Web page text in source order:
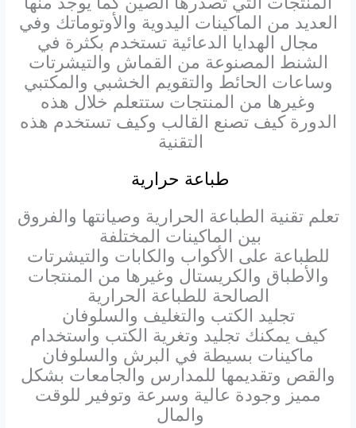
العديد من الماكينات اليدوية والأوتوماتك وفي
مجال الهدايا الدعائية تستخدم بكثرة في
الشنط المصنوعة من القماش والتيشرتات
وساعات الحائط والتقويم الخشبي والمكتبي
وغيرها من المنتجات ستتعلم خلال هذه
الدورة كيف تصنع القالب وكيف تستخدم هذه
التقنية
طباعة حرارية
تعلم تقنية الطباعة الحرارية وصيانتها والفروق
بين الماكينات المختلفة
للطباعة على الأكواب والكابات والتيشرتات
والأطباق والكريستال وغيرها من المنتجات
الصالحة للطباعة الحرارية
تجليد الكتب والتغليف والسلوفان
كيف يمكنك تجليد وتغرية الكتب واستخدام
ماكينات بسيطة في البرش والسلوفان
والقص وتقديمها للمدارس والجامعات بشكل
مميز وجودة عالية وسرعة وتوفير للوقت
والمال